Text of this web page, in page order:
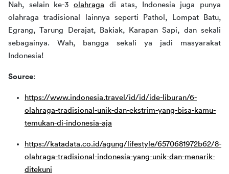
Nah, selain ke-3 olahraga di atas, Indonesia juga punya
olahraga tradisional lainnya seperti Pathol, Lompat Batu,
Egrang, Tarung Derajat, Bakiak, Karapan Sapi, dan sekali
sebagainya. Wah, bangga sekali ya jadi masyarakat
Indonesia!
Source:
https://www.indonesia.travel/id/id/ide-liburan/6-
olahraga-tradisional-unik-dan-ekstrim-yang-bisa-kamu-
temukan-di-indonesia-aja
https://katadata.co.id/agung/lifestyle/6570681972b62/8-
olahraga-tradisional-indonesia-yang-unik-dan-menarik-
ditekuni